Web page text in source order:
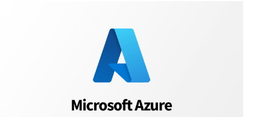
Azure
务